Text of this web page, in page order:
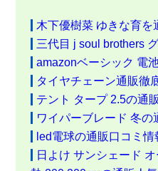
木下優樹菜 ゆきな育を
三代目 j soul brothers
amazonベーシック 電
タイヤチェーン通販徹
テント タープ 2.5の通
ワイパーブレード 冬の
led電球の通販口コミ情
日よけ サンシェード